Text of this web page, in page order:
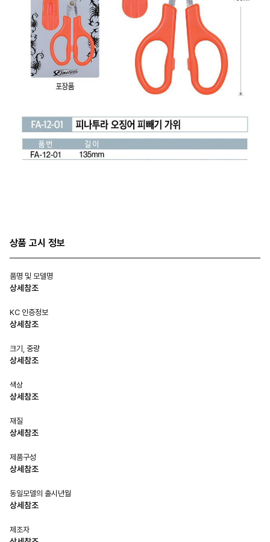
상품 고시 정보
품명 및 모델명
상세참조
KC 인증정보
상세참조
크기, 중량
상세참조
색상
상세참조
재질
상세참조
제품구성
상세참조
동일모델의 출시년월
상세참조
제조자